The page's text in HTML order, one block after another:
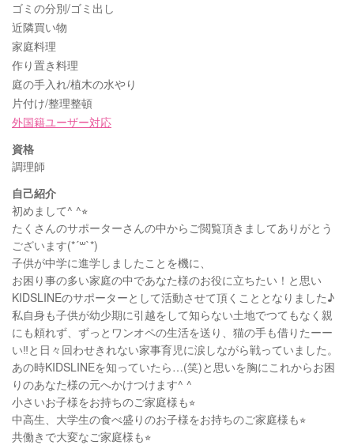
ゴミの分別/ゴミ出し
近隣買い物
家庭料理
作り置き料理
庭の手入れ/植木の水やり
片付け/整理整頓
外国籍ユーザー対応
資格
調理師
自己紹介
初めまして^ ^⭐︎
たくさんのサポーターさんの中からご閲覧頂きましてありがとう
ございます(*´꒳`*)
子供が中学に進学しましたことを機に、
お困り事の多い家庭の中であなた様のお役に立ちたい！と思い
KIDSLINEのサポーターとして活動させて頂くこととなりました♪
私自身も子供が幼少期に引越をして知らない土地でつてもなく親
にも頼れず、ずっとワンオペの生活を送り、猫の手も借りたーー
い‼︎と日々回わせきれない家事育児に涙しながら戦っていました。
あの時KIDSLINEを知っていたら…(笑)と思いを胸にこれからお困
りのあなた様の元へかけつけます^ ^
小さいお子様をお持ちのご家庭様も⭐︎
中高生、大学生の食べ盛りのお子様をお持ちのご家庭様も⭐︎
共働きで大変なご家庭様も⭐︎